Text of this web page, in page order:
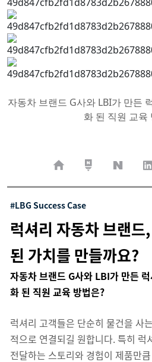
자동차 브랜드 G사와 LBI가 만든
화 된 직원 교육
#LBG Success Case
럭셔리 자동차 브랜
된 가치를 만들까요?
자동차 브랜드 G사와 LBI가 만든
화 된 직원 교육 방법은?
럭셔리 고객들은 단순히 물건을 사
적으로 연결되길 원합니다. 특히 럭
전달하는 스토리와 경험이 제품만